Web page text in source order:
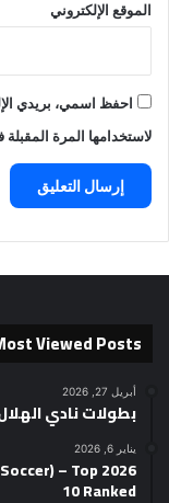
الموقع الإلكتروني
احفظ اسمي، بريدي
لاستخدامها المرة
Viewed Posts
أبريل 27, 2026
بطولات نادي
يناير 6, 2026
– Top
10 Ranked